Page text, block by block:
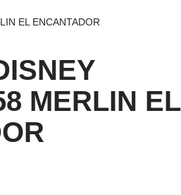
EL ENCANTADOR
MERLIN EL